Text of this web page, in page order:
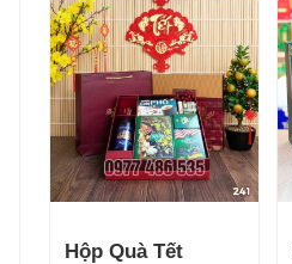
Hộp Quà Tết